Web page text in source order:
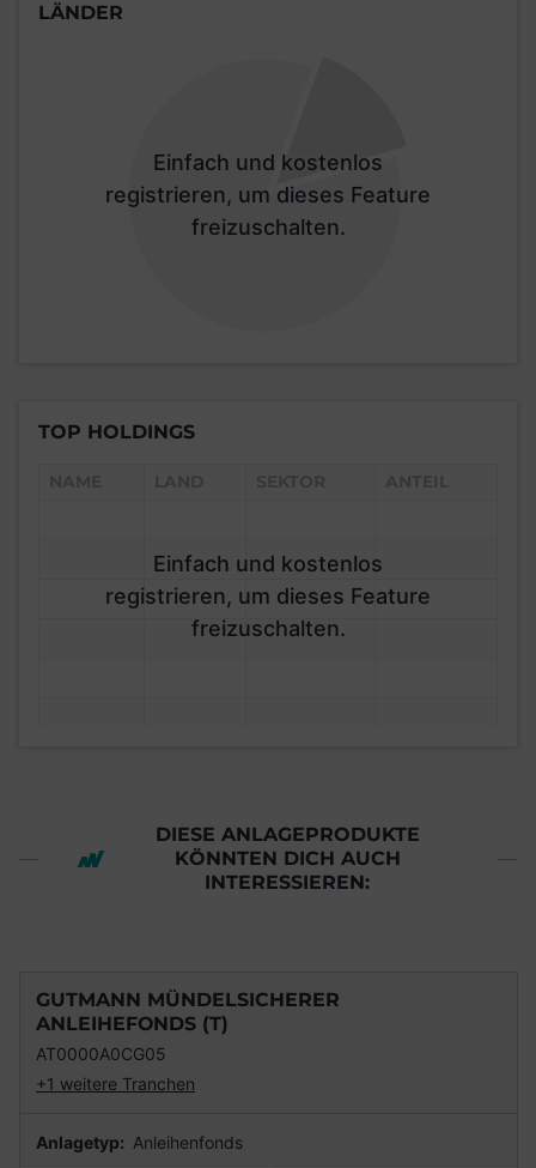
LÄNDER
Einfach und kostenlos
registrieren, um dieses Feature
freizuschalten.
TOP HOLDINGS
Einfach und kostenlos
registrieren, um dieses Feature
freizuschalten.
DIESE ANLAGEPRODUKTE
KÖNNTEN DICH AUCH
INTERESSIEREN:
GUTMANN MÜNDELSICHERER
ANLEIHEFONDS (T)
AT0000A0CG05
+1 weitere Tranchen
Anlagetyp: Anleihenfonds